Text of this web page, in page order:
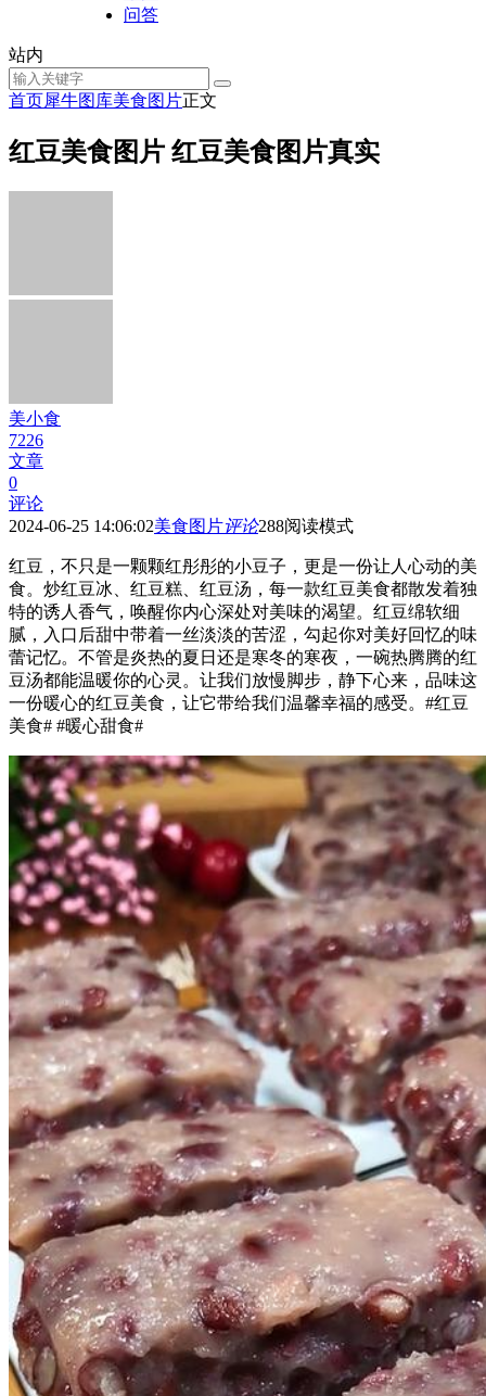
问答
站内
首页犀牛图库美食图片正文
红豆美食图片 红豆美食图片真实
美小食
7226
文章
0
评论
2024-06-25 14:06:02美食图片评论288阅读模式
红豆，不只是一颗颗红彤彤的小豆子，更是一份让人心动的美
食。炒红豆冰、红豆糕、红豆汤，每一款红豆美食都散发着独
特的诱人香气，唤醒你内心深处对美味的渴望。红豆绵软细
腻，入口后甜中带着一丝淡淡的苦涩，勾起你对美好回忆的味
蕾记忆。不管是炎热的夏日还是寒冬的寒夜，一碗热腾腾的红
豆汤都能温暖你的心灵。让我们放慢脚步，静下心来，品味这
一份暖心的红豆美食，让它带给我们温馨幸福的感受。#红豆
美食# #暖心甜食#